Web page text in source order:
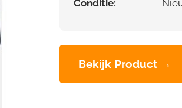
Conditie:
Bekijk Product →